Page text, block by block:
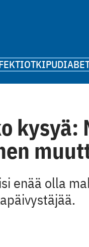
KIPU
kysyä:
enää olla